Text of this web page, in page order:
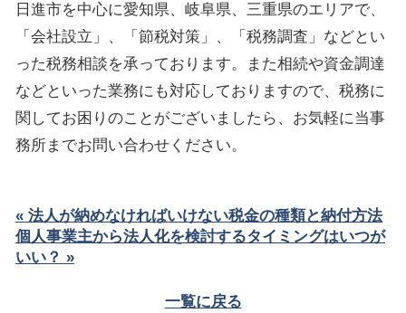
日進市を中心に愛知県、岐阜県、三重県のエリアで、
「会社設立」、「節税対策」、「税務調査」などとい
った税務相談を承っております。また相続や資金調達
などといった業務にも対応しておりますので、税務に
関してお困りのことがございましたら、お気軽に当事
務所までお問い合わせください。
« 法人が納めなければいけない税金の種類と納付方法
個人事業主から法人化を検討するタイミングはいつが
いい？ »
一覧に戻る